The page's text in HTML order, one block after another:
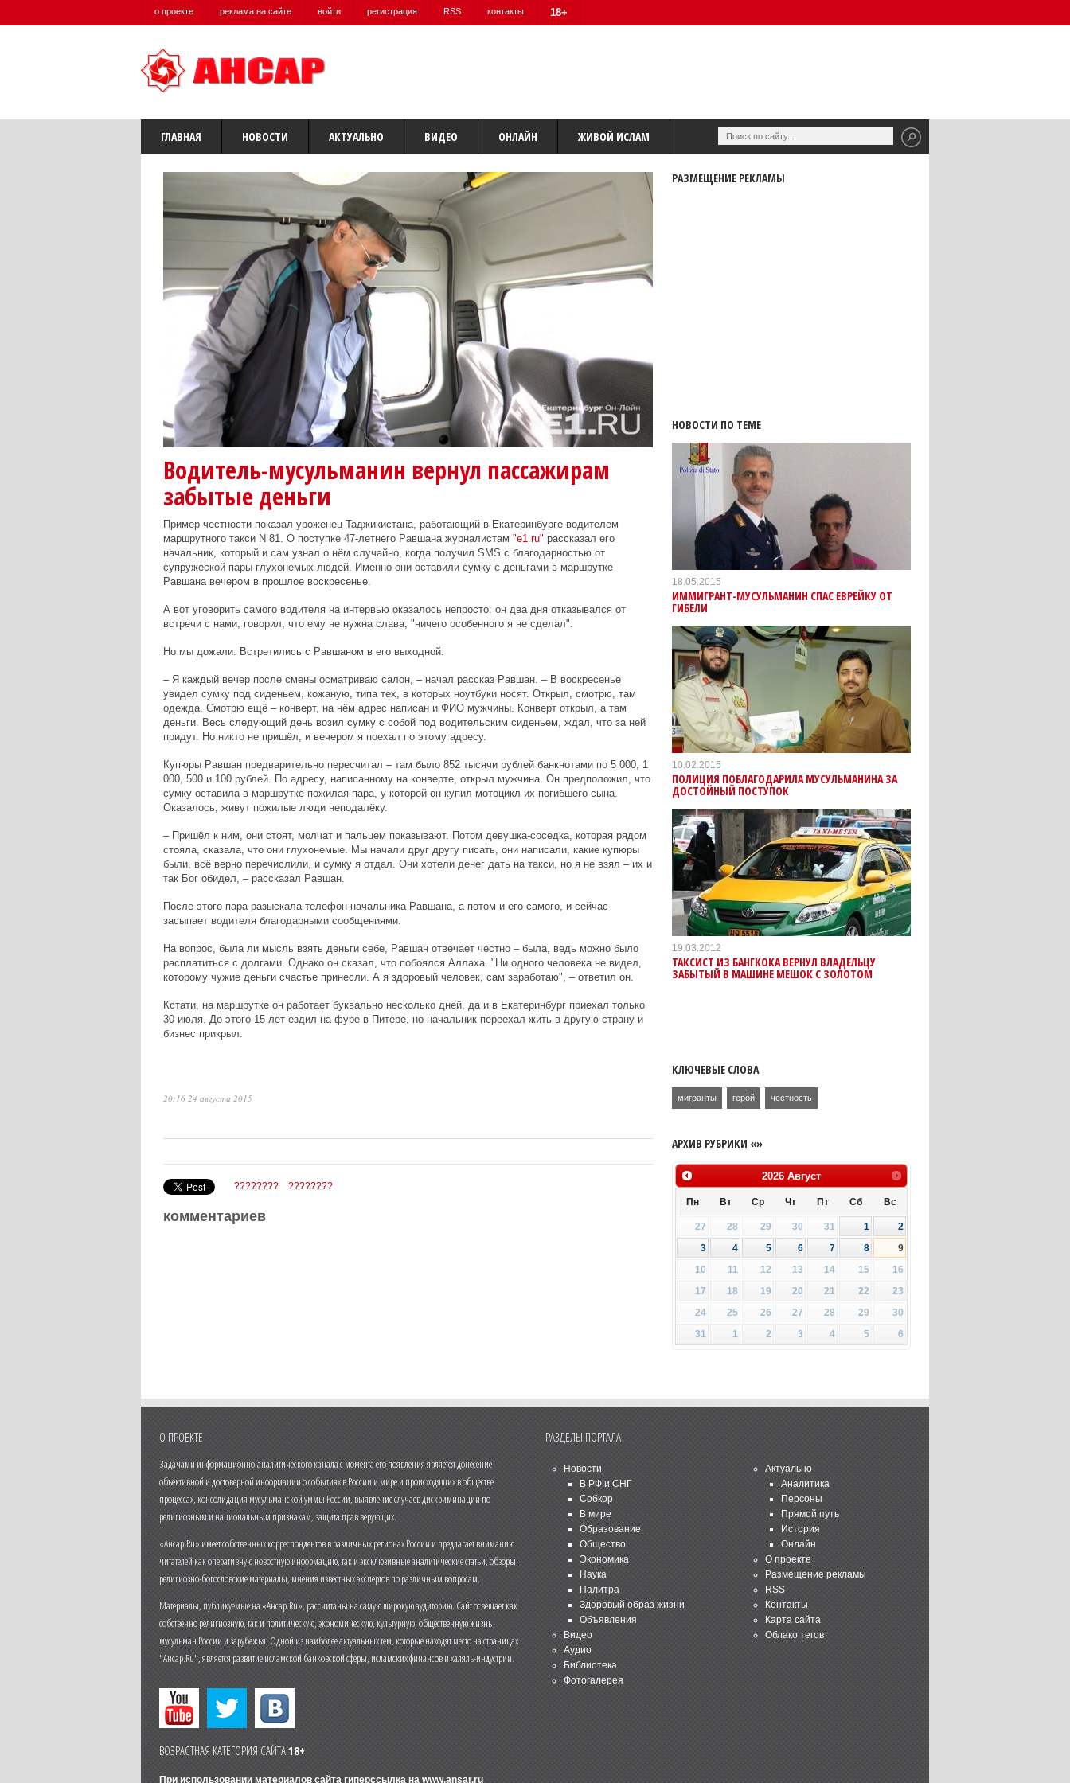
о проекте реклама на сайте войти регистрация RSS контакты 18+
ГЛАВНАЯ НОВОСТИ АКТУАЛЬНО ВИДЕО ОНЛАЙН ЖИВОЙ ИСЛАМ
Водитель-мусульманин вернул пассажирам
забытые деньги
Пример честности показал уроженец Таджикистана, работающий в Екатеринбурге водителем
маршрутного такси N 81. О поступке 47-летнего Равшана журналистам "e1.ru" рассказал его
начальник, который и сам узнал о нём случайно, когда получил SMS с благодарностью от
супружеской пары глухонемых людей. Именно они оставили сумку с деньгами в маршрутке
Равшана вечером в прошлое воскресенье.
А вот уговорить самого водителя на интервью оказалось непросто: он два дня отказывался от
встречи с нами, говорил, что ему не нужна слава, "ничего особенного я не сделал".
Но мы дожали. Встретились с Равшаном в его выходной.
– Я каждый вечер после смены осматриваю салон, – начал рассказ Равшан. – В воскресенье
увидел сумку под сиденьем, кожаную, типа тех, в которых ноутбуки носят. Открыл, смотрю, там
одежда. Смотрю ещё – конверт, на нём адрес написан и ФИО мужчины. Конверт открыл, а там
деньги. Весь следующий день возил сумку с собой под водительским сиденьем, ждал, что за ней
придут. Но никто не пришёл, и вечером я поехал по этому адресу.
Купюры Равшан предварительно пересчитал – там было 852 тысячи рублей банкнотами по 5 000, 1
000, 500 и 100 рублей. По адресу, написанному на конверте, открыл мужчина. Он предположил, что
сумку оставила в маршрутке пожилая пара, у которой он купил мотоцикл их погибшего сына.
Оказалось, живут пожилые люди неподалёку.
– Пришёл к ним, они стоят, молчат и пальцем показывают. Потом девушка-соседка, которая рядом
стояла, сказала, что они глухонемые. Мы начали друг другу писать, они написали, какие купюры
были, всё верно перечислили, и сумку я отдал. Они хотели денег дать на такси, но я не взял – их и
так Бог обидел, – рассказал Равшан.
После этого пара разыскала телефон начальника Равшана, а потом и его самого, и сейчас
засыпает водителя благодарными сообщениями.
На вопрос, была ли мысль взять деньги себе, Равшан отвечает честно – была, ведь можно было
расплатиться с долгами. Однако он сказал, что побоялся Аллаха. "Ни одного человека не видел,
которому чужие деньги счастье принесли. А я здоровый человек, сам заработаю", – ответил он.
Кстати, на маршрутке он работает буквально несколько дней, да и в Екатеринбург приехал только
30 июля. До этого 15 лет ездил на фуре в Питере, но начальник переехал жить в другую страну и
бизнес прикрыл.
20:16 24 августа 2015
???????? ????????
комментариев
РАЗМЕЩЕНИЕ РЕКЛАМЫ
НОВОСТИ ПО ТЕМЕ
18.05.2015
ИММИГРАНТ-МУСУЛЬМАНИН СПАС ЕВРЕЙКУ ОТ
ГИБЕЛИ
10.02.2015
ПОЛИЦИЯ ПОБЛАГОДАРИЛА МУСУЛЬМАНИНА ЗА
ДОСТОЙНЫЙ ПОСТУПОК
19.03.2012
ТАКСИСТ ИЗ БАНГКОКА ВЕРНУЛ ВЛАДЕЛЬЦУ
ЗАБЫТЫЙ В МАШИНЕ МЕШОК С ЗОЛОТОМ
КЛЮЧЕВЫЕ СЛОВА
мигранты герой честность
АРХИВ РУБРИКИ «»
2026 Август
Пн Вт Ср Чт Пт Сб Вс
27 28 29 30 31 1
2
3
4 5 6 7 8
9
10
11 12 13 14 15
16
17
18 19 20 21 22
23
24
25 26 27 28 29
30
31
1 2 3 4 5 6
О ПРОЕКТЕ
Задачами информационно-аналитического канала с момента его появления является донесение
объективной и достоверной информации о событиях в России и мире и происходящих в обществе
процессах, консолидация мусульманской уммы России, выявление случаев дискриминации по
религиозным и национальным признакам, защита прав верующих.
«Ансар.Ru» имеет собственных корреспондентов в различных регионах России и предлагает вниманию
читателей как оперативную новостную информацию, так и эксклюзивные аналитические статьи, обзоры,
религиозно-богословские материалы, мнения известных экспертов по различным вопросам.
Материалы, публикуемые на «Ансар.Ru», рассчитаны на самую широкую аудиторию. Сайт освещает как
собственно религиозную, так и политическую, экономическую, культурную, общественную жизнь
мусульман России и зарубежья. Одной из наиболее актуальных тем, которые находят место на страницах
"Ансар.Ru", является развитие исламской банковской сферы, исламских финансов и халяль-индустрии.
ВОЗРАСТНАЯ КАТЕГОРИЯ САЙТА18+
При использовании материалов сайта гиперссылка на www.ansar.ru
РАЗДЕЛЫ ПОРТАЛА
Новости
В РФ и СНГ
Собкор
В мире
Образование
Общество
Экономика
Наука
Палитра
Здоровый образ жизни
Объявления
Видео
Аудио
Библиотека
Фотогалерея
Актуально
Аналитика
Персоны
Прямой путь
История
Онлайн
О проекте
Размещение рекламы
RSS
Контакты
Карта сайта
Облако тегов